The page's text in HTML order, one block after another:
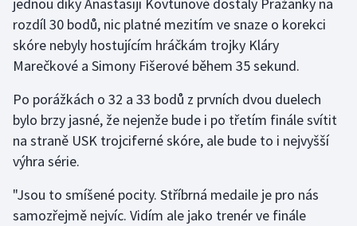
jednou díky Anastasiji Kovtunové dostaly Pražanky na
rozdíl 30 bodů, nic platné mezitím ve snaze o korekci
skóre nebyly hostujícím hráčkám trojky Kláry
Marečkové a Simony Fišerové během 35 sekund.
Po porážkách o 32 a 33 bodů z prvních dvou duelech
bylo brzy jasné, že nejenže bude i po třetím finále svítit
na straně USK trojciferné skóre, ale bude to i nejvyšší
výhra série.
"Jsou to smíšené pocity. Stříbrná medaile je pro nás
samozřejmě nejvíc. Vidím ale jako trenér ve finále